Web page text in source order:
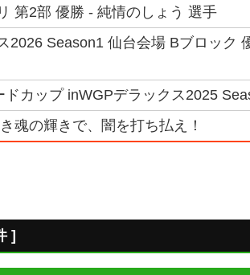
第2部 優勝 - 純情のしょう 選手
2026 Season1 仙台会場 Bブロッ
カップ inWGPデラックス2025
魂の輝きで、闇を打ち払え！
]